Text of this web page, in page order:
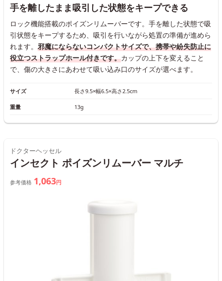
手を離したまま吸引した状態をキープできる
ロック機能搭載のポイズンリムーバーです。手を離した状態で吸
引状態をキープするため、吸引を行いながら処置の準備が進めら
れます。 邪魔にならないコンパクトサイズで、携帯や紛失防止に
役立つストラップホール付きです。カップの上下を変えること
で、傷の大きさにあわせて吸い込み口のサイズが選べます。
サイズ 長さ9.5×幅6.5×高さ2.5cm
重量 13g
ドクターヘッセル
インセクト ポイズンリムーバー マルチ
参考価格 1,063円